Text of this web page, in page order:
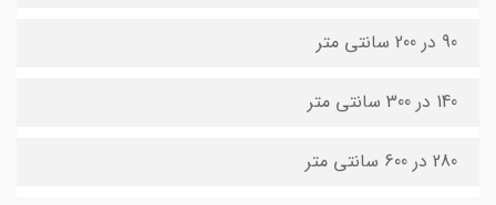
90 در 200 سانتی متر
140 در 300 سانتی متر
280 در 600 سانتی متر